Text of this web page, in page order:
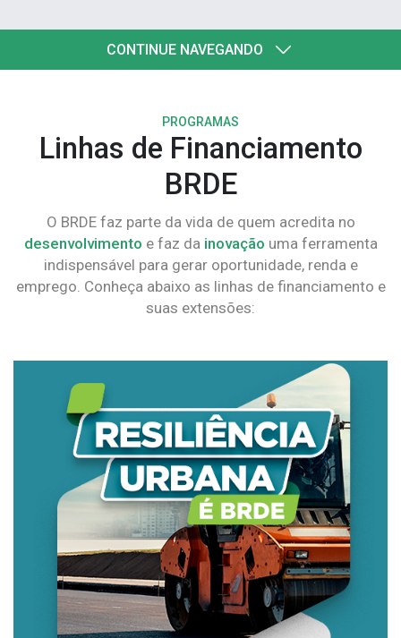
CONTINUE NAVEGANDO
PROGRAMAS
Linhas de Financiamento
BRDE
O BRDE faz parte da vida de quem acredita no
desenvolvimento e faz da inovação uma ferramenta
indispensável para gerar oportunidade, renda e
emprego. Conheça abaixo as linhas de financiamento e
suas extensões: